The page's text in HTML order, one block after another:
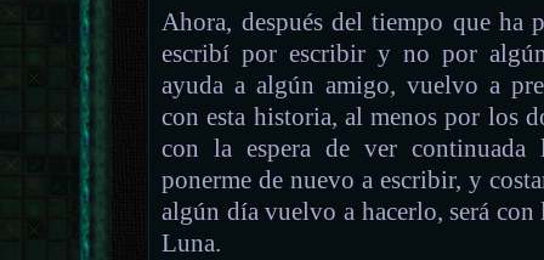
Ahora, después del tiempo que ha
escribí por escribir y no por
ayuda a algún amigo, vuelvo a
con esta historia, al menos por los
con la espera de ver continuada
ponerme de nuevo a escribir, y
algún día vuelvo a hacerlo, será
Luna.